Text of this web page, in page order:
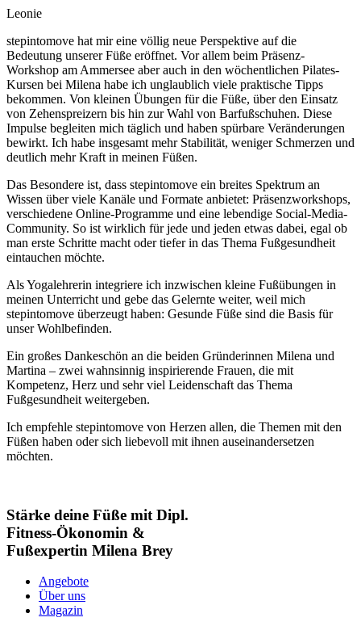
Leonie
stepintomove hat mir eine völlig neue Perspektive auf die
Bedeutung unserer Füße eröffnet. Vor allem beim Präsenz-
Workshop am Ammersee aber auch in den wöchentlichen Pilates-
Kursen bei Milena habe ich unglaublich viele praktische Tipps
bekommen. Von kleinen Übungen für die Füße, über den Einsatz
von Zehenspreizern bis hin zur Wahl von Barfußschuhen. Diese
Impulse begleiten mich täglich und haben spürbare Veränderungen
bewirkt. Ich habe insgesamt mehr Stabilität, weniger Schmerzen und
deutlich mehr Kraft in meinen Füßen.
Das Besondere ist, dass stepintomove ein breites Spektrum an
Wissen über viele Kanäle und Formate anbietet: Präsenzworkshops,
verschiedene Online-Programme und eine lebendige Social-Media-
Community. So ist wirklich für jede und jeden etwas dabei, egal ob
man erste Schritte macht oder tiefer in das Thema Fußgesundheit
eintauchen möchte.
Als Yogalehrerin integriere ich inzwischen kleine Fußübungen in
meinen Unterricht und gebe das Gelernte weiter, weil mich
stepintomove überzeugt haben: Gesunde Füße sind die Basis für
unser Wohlbefinden.
Ein großes Dankeschön an die beiden Gründerinnen Milena und
Martina – zwei wahnsinnig inspirierende Frauen, die mit
Kompetenz, Herz und sehr viel Leidenschaft das Thema
Fußgesundheit weitergeben.
Ich empfehle stepintomove von Herzen allen, die Themen mit den
Füßen haben oder sich liebevoll mit ihnen auseinandersetzen
möchten.
Stärke deine Füße mit Dipl.
Fitness-Ökonomin &
Fußexpertin Milena Brey
Angebote
Über uns
Magazin